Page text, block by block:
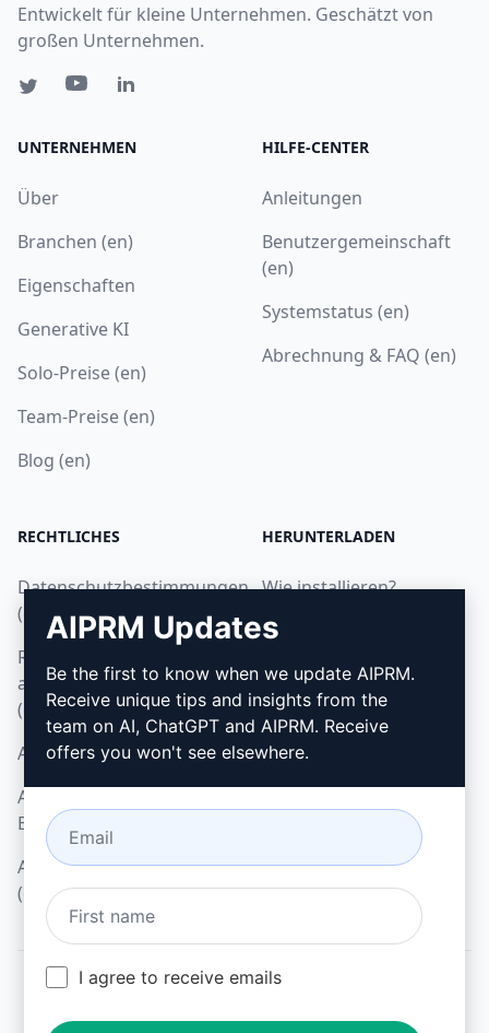
Entwickelt für kleine Unternehmen. Geschätzt von
großen Unternehmen.
UNTERNEHMEN
Über
Branchen (en)
Eigenschaften
Generative KI
Solo-Preise (en)
Team-Preise (en)
Blog (en)
HILFE-CENTER
Anleitungen
Benutzergemeinschaft
(en)
Systemstatus (en)
Abrechnung & FAQ (en)
RECHTLICHES
Datenschutzbestimmungen
(en)
Richtlinien zur
akzeptablen Nutzung
(en)
AGB (en)
AGB für Browser-
Erweiterungen (en)
AGB für Verrechnung
(en)
HERUNTERLADEN
Wie installieren?
Google Chrome
Microsoft Edge
AIPRM Updates
Be the first to know when we update AIPRM.
Receive unique tips and insights from the
team on AI, ChatGPT and AIPRM. Receive
offers you won't see elsewhere.
I agree to receive emails